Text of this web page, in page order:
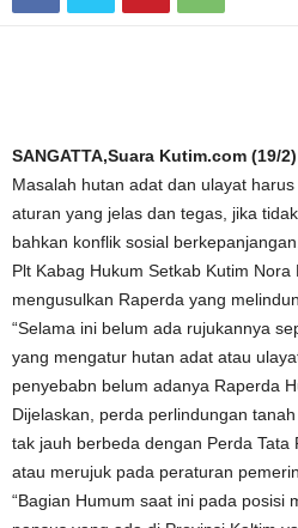
SANGATTA,Suara Kutim.com (19/2)
Masalah hutan adat dan ulayat
aturan yang jelas dan tegas, jika
bahkan konflik sosial
Plt Kabag Hukum Setkab Kutim
mengusulkan Raperda yang
“Selama ini belum ada rujukannya
yang mengatur hutan adat atau
penyebabn belum adanya Raperda
Dijelaskan, perda perlindungan
tak jauh berbeda dengan Perda Tata
atau merujuk pada peraturan
“Bagian Humum saat ini pada posisi